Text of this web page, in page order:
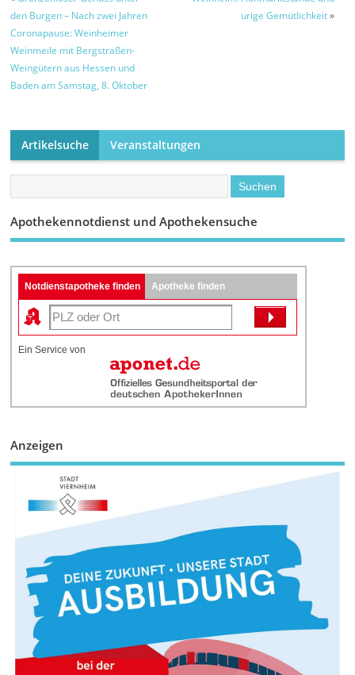
den Burgen – Nach zwei Jahren
Coronapause: Weinheimer
Weinmeile mit Bergstraßen-
Weingütern aus Hessen und
Baden am Samstag, 8. Oktober
urige Gemütlichkeit»
Artikelsuche Veranstaltungen
Apothekennotdienst und Apothekensuche
Notdienstapotheke finden Apotheke finden
Ein Service von
Anzeigen